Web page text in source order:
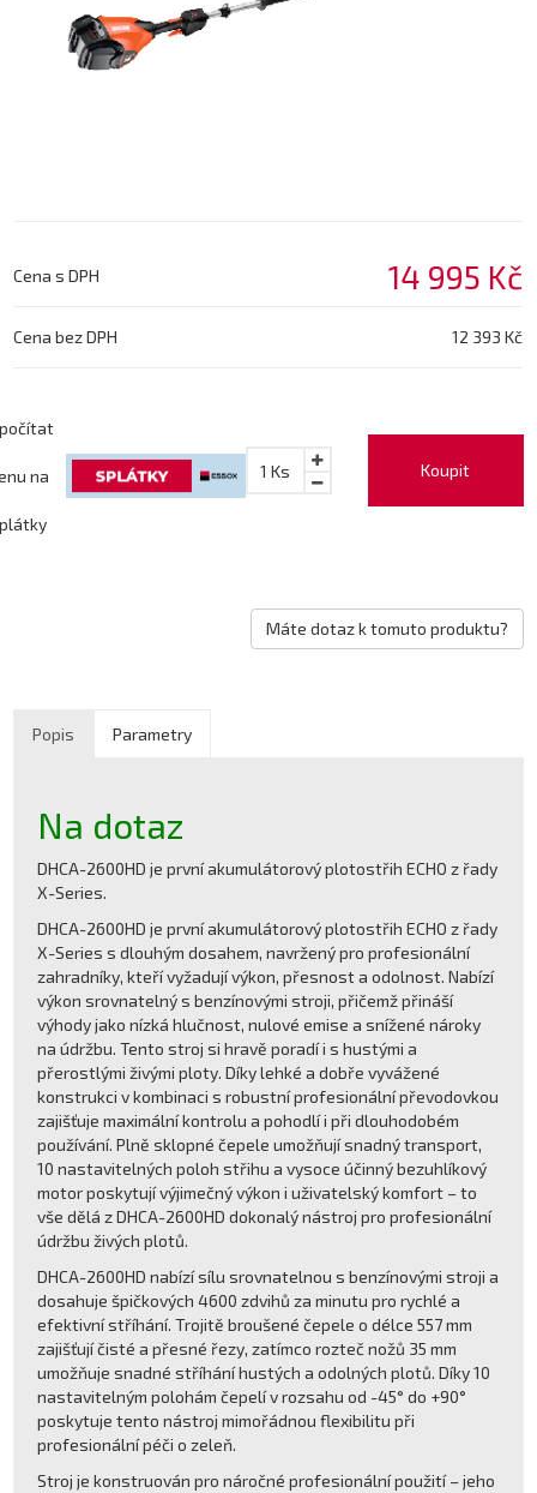
Cena s DPH 14 995 Kč
Cena bez DPH 12 393 Kč
Koupit
1 Ks
na
Máte dotaz k tomuto produktu?
Popis Parametry
Na dotaz
DHCA-2600HD je první akumulátorový plotostřih ECHO z řady
X-Series.
DHCA-2600HD je první akumulátorový plotostřih ECHO z řady
X-Series s dlouhým dosahem, navržený pro profesionální
zahradníky, kteří vyžadují výkon, přesnost a odolnost. Nabízí
výkon srovnatelný s benzínovými stroji, přičemž přináší
výhody jako nízká hlučnost, nulové emise a snížené nároky
na údržbu. Tento stroj si hravě poradí i s hustými a
přerostlými živými ploty. Díky lehké a dobře vyvážené
konstrukci v kombinaci s robustní profesionální převodovkou
zajišťuje maximální kontrolu a pohodlí i při dlouhodobém
používání. Plně sklopné čepele umožňují snadný transport,
10 nastavitelných poloh střihu a vysoce účinný bezuhlíkový
motor poskytují výjimečný výkon i uživatelský komfort – to
vše dělá z DHCA-2600HD dokonalý nástroj pro profesionální
údržbu živých plotů.
DHCA-2600HD nabízí sílu srovnatelnou s benzínovými stroji a
dosahuje špičkových 4600 zdvihů za minutu pro rychlé a
efektivní stříhání. Trojitě broušené čepele o délce 557 mm
zajišťují čisté a přesné řezy, zatímco rozteč nožů 35 mm
umožňuje snadné stříhání hustých a odolných plotů. Díky 10
nastavitelným polohám čepelí v rozsahu od -45° do +90°
poskytuje tento nástroj mimořádnou flexibilitu při
profesionální péči o zeleň.
Stroj je konstruován pro náročné profesionální použití – jeho